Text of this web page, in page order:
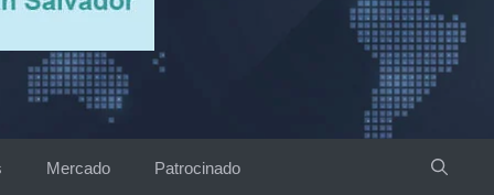
Mercado Patrocinado